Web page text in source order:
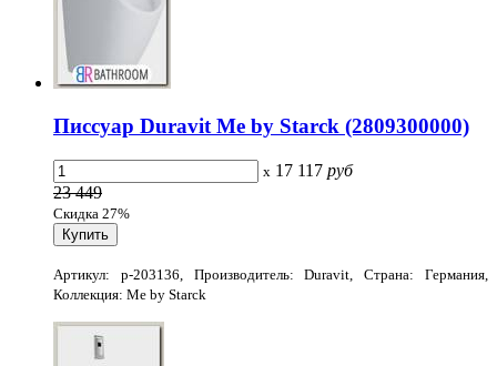
Писсуар Duravit Me by Starck (2809300000)
x 17 117 руб
23 449
Скидка 27%
Артикул: p-203136, Производитель: Duravit, Страна: Германия,
Коллекция: Me by Starck